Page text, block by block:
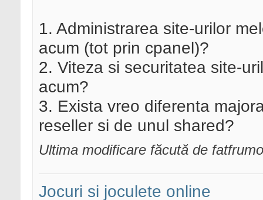
1. Administrarea site-urilor
acum (tot prin cpanel)?
2. Viteza si securitatea site-
acum?
3. Exista vreo diferenta
reseller si de unul shared?
Ultima modificare făcută de
Jocuri si joculete online